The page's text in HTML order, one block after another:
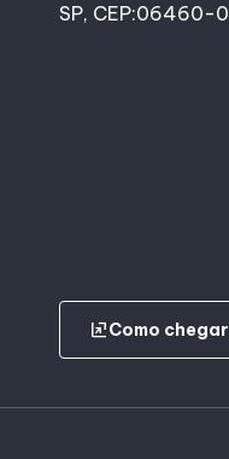
SP, CEP:06460-
ungroupComo chegar